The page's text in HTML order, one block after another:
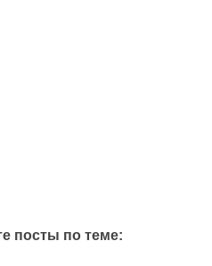
посты по теме: